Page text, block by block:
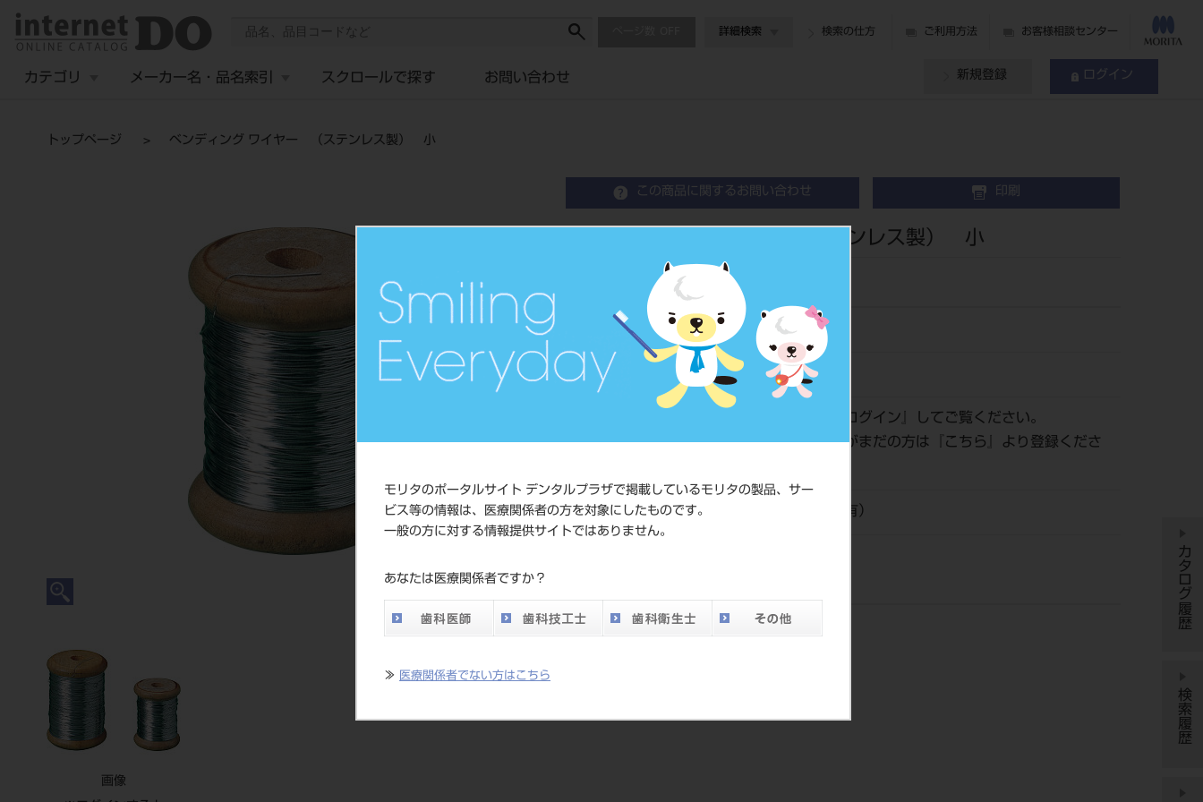
モリタのポータルサイト デンタルプラザで掲載しているモリタの製品、サー
ビス等の情報は、医療関係者の方を対象にしたものです。
一般の方に対する情報提供サイトではありません。
あなたは医療関係者ですか？
≫ 医療関係者でない方はこちら
詳細検索 検索の仕方 ご利用方法 お客様相談センター
カテゴリ メーカー名・品名索引 スクロールで探す お問い合わせ 新規登録 ログイン
トップページ ベンディング ワイヤー （ステンレス製） 小
この商品に関するお問い合わせ 印刷
ベンディング ワイヤー （ステンレス製） 小
Bending Wire（Stainless）
品目コード 201150175
JAN/EANコード 4560221935049
標準価格
ログイン 』してご覧ください。
ネット会員登録がまだの方は『
こちら
』より登録くださ
メーカー 大橋精密工業（有）
画像
カタログ履歴
検索履歴